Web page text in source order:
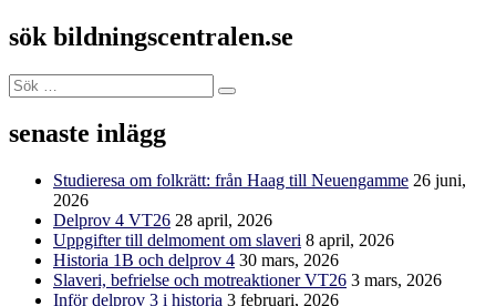
sök bildningscentralen.se
Sök
efter:
Sök
senaste inlägg
Studieresa om folkrätt: från Haag till Neuengamme 26 juni,
2026
Delprov 4 VT26 28 april, 2026
Uppgifter till delmoment om slaveri 8 april, 2026
Historia 1B och delprov 4 30 mars, 2026
Slaveri, befrielse och motreaktioner VT26 3 mars, 2026
Inför delprov 3 i historia 3 februari, 2026